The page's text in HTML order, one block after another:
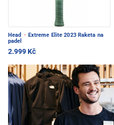
Head · Extreme Elite 2023 Raketa na
padel
2.999 Kč